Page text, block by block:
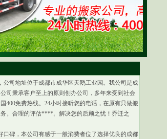
司地址位于成都市成华区天鹅工业园。我公司是成
司秉承客户至上的原则创办公司，多年来受到社会
400免费热线。24小时接听您的电话，在原有只做搬
。合理的评估****。解决您的后顾之忧！乔迁之
碑，本公司有感于一般消费者位了选择优良的成都